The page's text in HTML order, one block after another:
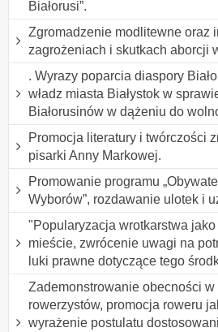
Białorusi”.
Zgromadzenie modlitewne oraz
zagrożeniach i skutkach aborcji
. Wyrazy poparcia diaspory
władz miasta Białystok w
Białorusinów w dążeniu do
Promocja literatury i twórczości
pisarki Anny Markowej.
Promowanie programu
Wyborów”, rozdawanie ulotek i
"Popularyzacja wrotkarstwa
mieście, zwrócenie uwagi na
luki prawne dotyczące tego
Zademonstrowanie obecności
rowerzystów, promocja roweru
wyrażenie postulatu